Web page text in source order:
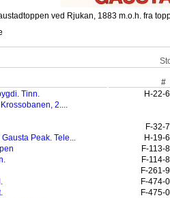
ved Rjukan, 1883 m.o.h. fra
#
Tinn.
H-22-6
2....
F-32-7
Peak. Tele...
H-19-6
F-113-8
F-114-8
F-261-9
F-474-0
F-475-0